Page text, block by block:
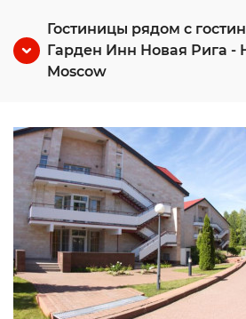
Гостиницы рядом с
Гарден Инн Новая Рига -
Moscow